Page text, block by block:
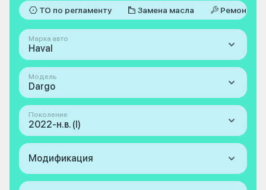
ТО по регламенту Замена масла Ремонт
Марка авто
Haval
Модель
Dargo
Поколение
2022-н.в. (I)
Модификация